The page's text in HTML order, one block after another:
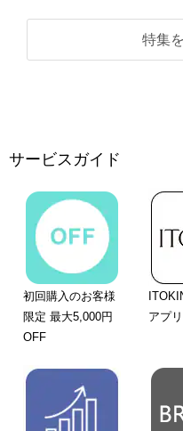
特集
サービスガイド
初回購入のお客様
限定 最大5,000円
OFF
アプ